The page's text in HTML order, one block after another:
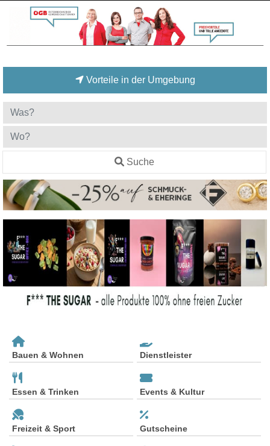
Vorteile in der Umgebung
Suche
Bauen & Wohnen Dienstleister
Essen & Trinken Events & Kultur
Freizeit & Sport Gutscheine